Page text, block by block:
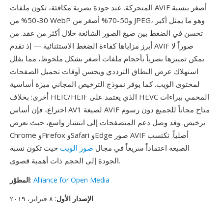
المتحركة. عند جودة بصرية مكافئة، تكون ملفات AVIF أصغر بنسبة
30-50% من WebP و50-70% أصغر من JPEG، وهو ما يمثل أكبر
تحسن في الضغط بين صيغ الصور الشائعة خلال أكثر من عقد. من
أبرز مزاياها كفاءة الضغط الاستثنائية — إذ تقدم AVIF صوراً لا
يمكن تمييزها بصرياً بأحجام ملفات أصغر بشكل ملحوظ، مما يقلل
استهلاك عرض النطاق الترددي ويحسن أوقات تحميل الصفحات
لمحتوى الويب. كما يوفر نموذج الترخيص المجاني ميزة أساسية
أخرى: بخلاف HEIC/HEIF الذي يعتمد على HEVC المحمي ببراءات
اختراع، فإن أساس AV1 لصيغة AVIF متاح مجاناً للجميع دون رسوم
ترخيص. وقد وصل دعم المتصفحات إلى انتشار واسع، حيث تعرض
Chrome وFirefox وSafari وEdge صور AVIF أصلياً. تكتسب
الصيغة اعتماداً سريعاً في مجال صور الويب حيث تكون نسبة
الجودة إلى الحجم ذات أهمية قصوى.
المطوّر: Alliance for Open Media
الإصدار الأول: ٨ فبراير، ٢٠١٩